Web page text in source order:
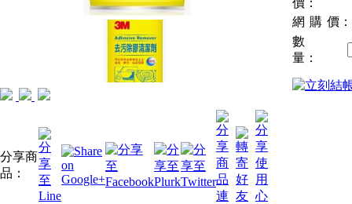
分享商
品：
價：
網購 價：
數
量：